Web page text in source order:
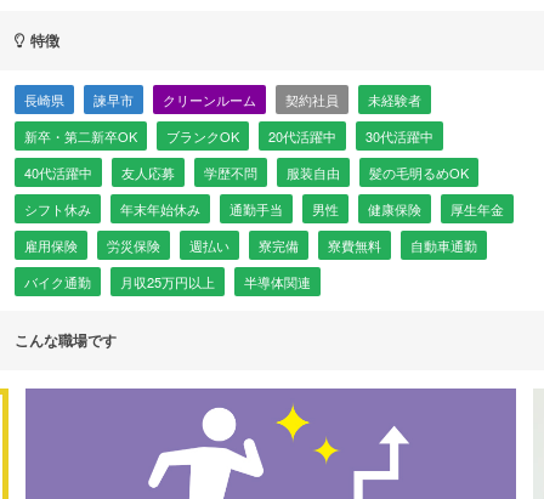
特徴
長崎県 諫早市 クリーンルーム 契約社員
未経験者
新卒・第二新卒OK
ブランクOK 20代活躍中
30代活躍中
40代活躍中
友人応募 学歴不問 服装自由
髪の毛明るめOK
シフト休み
年末年始休み 通勤手当 男性 健康保険
厚生年金
雇用保険
労災保険 週払い 寮完備 寮費無料
自動車通勤
バイク通勤
月収25万円以上 半導体関連
こんな職場です